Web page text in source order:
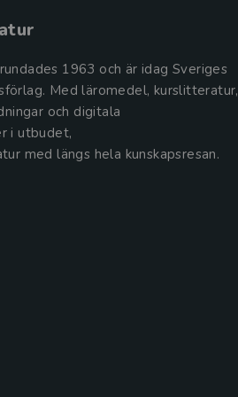
1963 och är idag Sveriges
Med läromedel, kurslitteratur,
och digitala
i utbudet,
med längs hela kunskapsresan.